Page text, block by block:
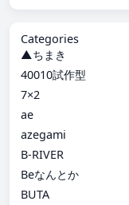
Categories
▲ちまき
40010試作型
7×2
ae
azegami
B-RIVER
Beなんとか
BUTA